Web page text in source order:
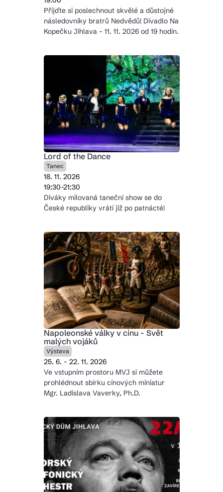
Přijďte si poslechnout skvělé a důstojné
následovníky bratrů Nedvědů! Divadlo Na
Kopečku Jihlava – 11. 11. 2026 od 19 hodin.
Lord of the Dance
Tanec
18. 11. 2026
19:30-21:30
Diváky milovaná taneční show se do
České republiky vrátí již po patnácté!
Napoleonské války v cínu - Svět
malých vojáků
Výstava
25. 6. - 22. 11. 2026
Ve vstupním prostoru MVJ si můžete
prohlédnout sbírku cínových miniatur
Mgr. Ladislava Vaverky, Ph.D.